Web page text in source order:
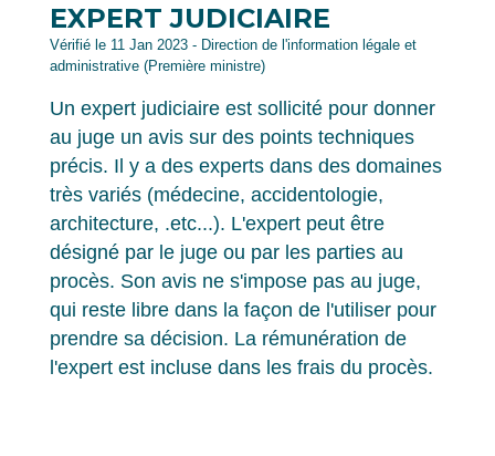
EXPERT JUDICIAIRE
Vérifié le 11 Jan 2023 - Direction de l'information légale et
administrative (Première ministre)
Un expert judiciaire est sollicité pour donner
au juge un avis sur des points techniques
précis. Il y a des experts dans des domaines
très variés (médecine, accidentologie,
architecture, .etc...). L'expert peut être
désigné par le juge ou par les parties au
procès. Son avis ne s'impose pas au juge,
qui reste libre dans la façon de l'utiliser pour
prendre sa décision. La rémunération de
l'expert est incluse dans les frais du procès.